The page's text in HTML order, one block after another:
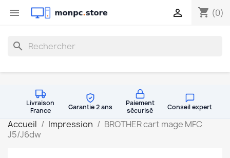
 shopping_cart (0)

search
Livraison
France
Garantie 2 ans
Paiement
sécurisé
Conseil expert
Accueil Impression
BROTHER cart mage MFC
J5/J6dw